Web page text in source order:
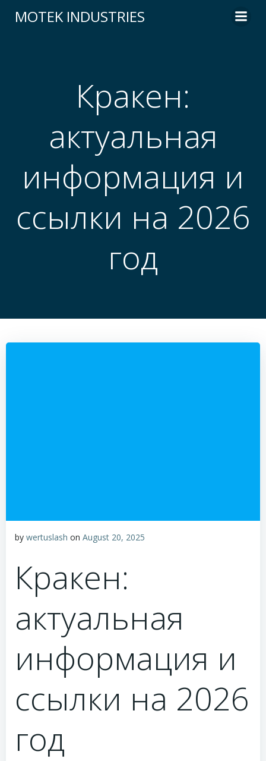
to
MOTEK INDUSTRIES
Кракен:
актуальная
информация и
ссылки на 2026
год
by wertuslash on August 20, 2025
Кракен:
актуальная
информация и
ссылки на 2026
год